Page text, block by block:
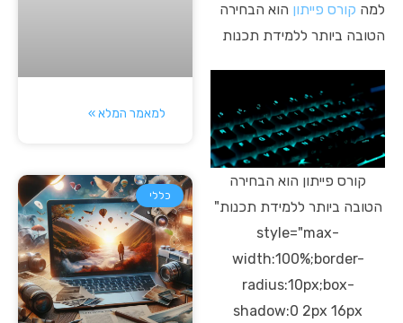
למה קורס פייתון הוא הבחירה
הטובה ביותר ללמידת תכנות
קורס פייתון הוא הבחירה
הטובה ביותר ללמידת תכנות"
style="max-
width:100%;border-
radius:10px;box-
shadow:0 2px 16px
למאמר המלא »
כללי